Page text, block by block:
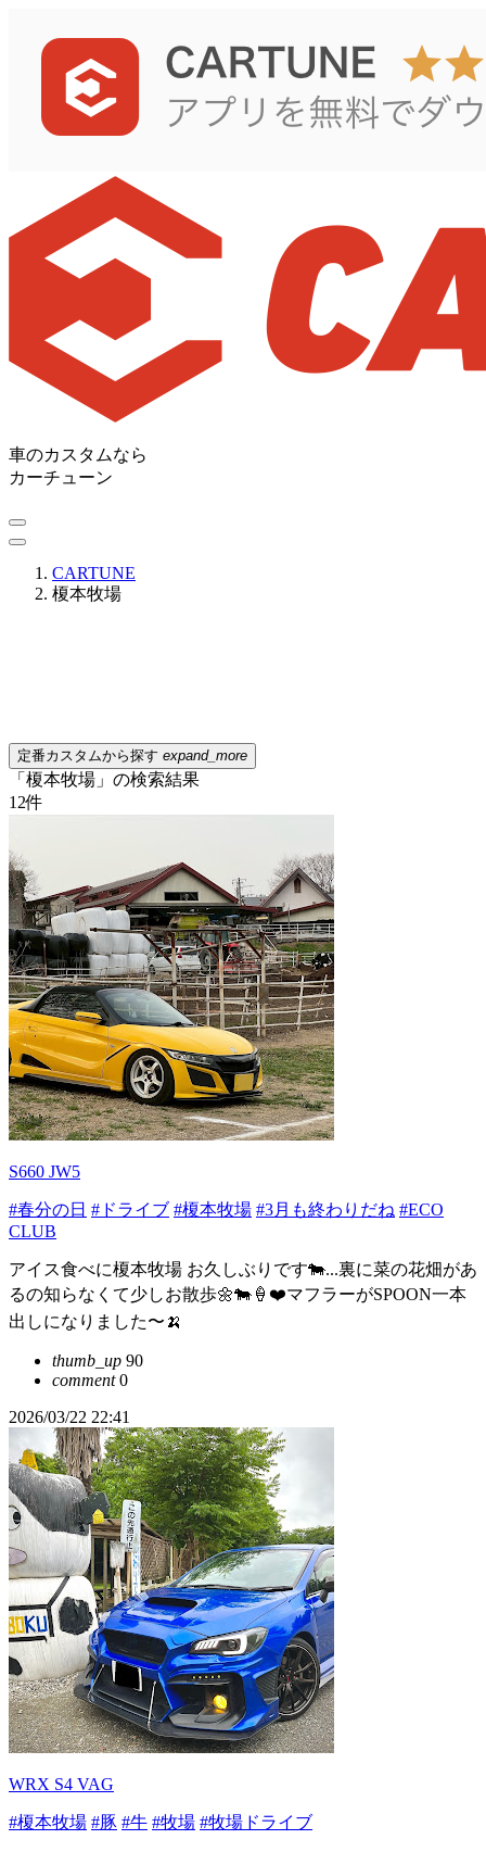
車のカスタムなら
カーチューン
CARTUNE
榎本牧場
定番カスタムから探す expand_more
「榎本牧場」の検索結果
12件
S660 JW5
#春分の日 #ドライブ #榎本牧場 #3月も終わりだね #ECO
CLUB
アイス食べに榎本牧場 お久しぶりです🐄...裏に菜の花畑があ
るの知らなくて少しお散歩🌼🐄🍦❤️マフラーがSPOON一本
出しになりました〜🍌
thumb_up 90
comment0
2026/03/22 22:41
WRX S4 VAG
#榎本牧場 #豚 #牛 #牧場 #牧場ドライブ